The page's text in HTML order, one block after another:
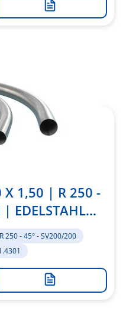
Zur
X 1,50 | R 250 -
EDELSTAHL
R 250 - 45° - SV200/200
Zur